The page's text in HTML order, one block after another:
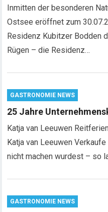
Inmitten der besonderen
Ostsee eröffnet zum
Residenz Kubitzer Bodden
Rügen – die Residenz…
GASTRONOMIE NEWS
25 Jahre
Katja van Leeuwen
Katja van Leeuwen
nicht machen wurdest – so
GASTRONOMIE NEWS